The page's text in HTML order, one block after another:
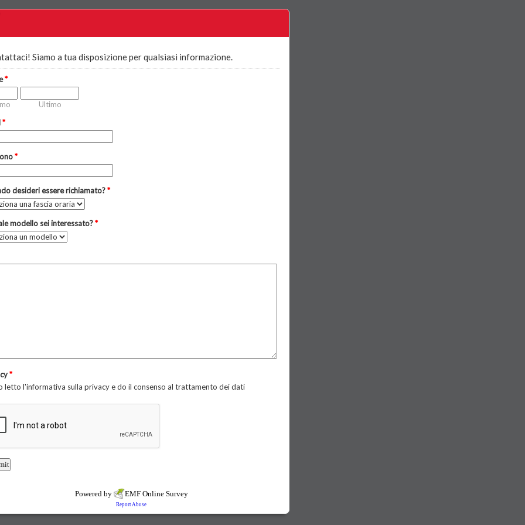
Siamo a tua disposizione per qualsiasi informazione.
*
Ultimo
*
*
desideri essere richiamato?*
modello sei interessato?*
*
letto l'informativa sulla privacy e do il consenso al trattamento dei dati
Powered by EMF Online Survey
Report Abuse